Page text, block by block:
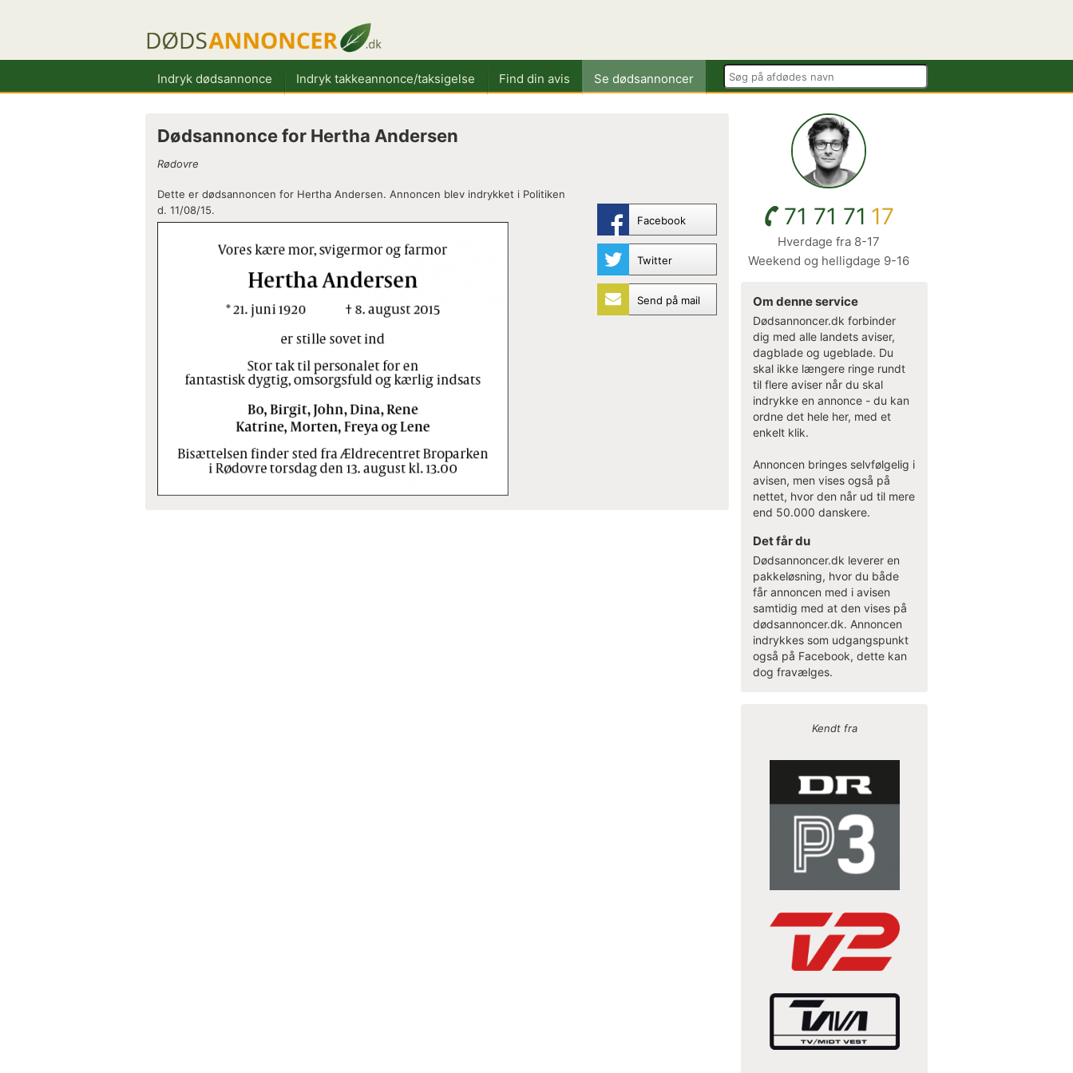
Indryk dødsannonce Indryk takkeannonce/taksigelse Find din avis Se dødsannoncer
Dødsannonce for Hertha Andersen
Rødovre
Facebook
Twitter
Send på mail
Dette er dødsannoncen for Hertha Andersen. Annoncen blev indrykket i Politiken
d. 11/08/15.
71 71 71 17
Hverdage fra 8-17
Weekend og helligdage 9-16
Om denne service
Dødsannoncer.dk forbinder
dig med alle landets aviser,
dagblade og ugeblade. Du
skal ikke længere ringe rundt
til flere aviser når du skal
indrykke en annonce - du kan
ordne det hele her, med et
enkelt klik.
Annoncen bringes selvfølgelig i
avisen, men vises også på
nettet, hvor den når ud til mere
end 50.000 danskere.
Det får du
Dødsannoncer.dk leverer en
pakkeløsning, hvor du både
får annoncen med i avisen
samtidig med at den vises på
dødsannoncer.dk. Annoncen
indrykkes som udgangspunkt
også på Facebook, dette kan
dog fravælges.
Kendt fra